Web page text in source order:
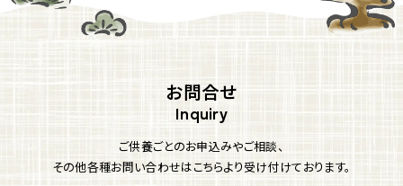
お問合せ
ご供養ごとのお申込みやご相談、
その他各種お問い合わせはこちらより受け付けております。